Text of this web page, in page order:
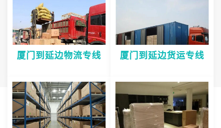
厦门到延边物流专线 厦门到延边货运专线